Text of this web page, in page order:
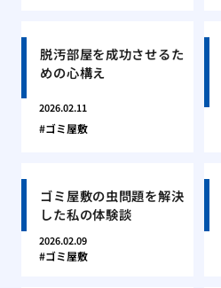
脱汚部屋を成功させるた
めの心構え
2026.02.11
ゴミ屋敷
ゴミ屋敷の虫問題を解決
した私の体験談
2026.02.09
ゴミ屋敷